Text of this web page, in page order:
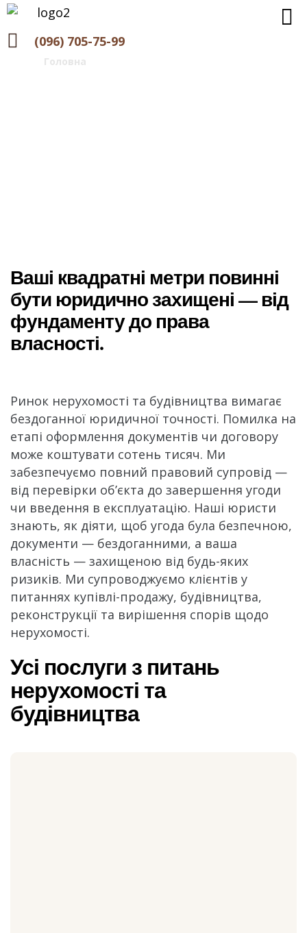
(096) 705-75-99
Головна
Ваші квадратні метри повинні
бути юридично захищені — від
фундаменту до права
власності.
Ринок нерухомості та будівництва вимагає
бездоганної юридичної точності. Помилка на
етапі оформлення документів чи договору
може коштувати сотень тисяч. Ми
забезпечуємо повний правовий супровід —
від перевірки об’єкта до завершення угоди
чи введення в експлуатацію. Наші юристи
знають, як діяти, щоб угода була безпечною,
документи — бездоганними, а ваша
власність — захищеною від будь-яких
ризиків. Ми супроводжуємо клієнтів у
питаннях купівлі-продажу, будівництва,
реконструкції та вирішення спорів щодо
нерухомості.
Усі послуги з питань
нерухомості та
будівництва